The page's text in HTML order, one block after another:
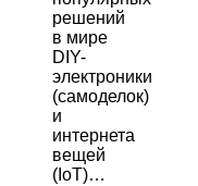
решений
в мире
DIY-
электроники
(самоделок)
и
интернета
вещей
(IoT)…